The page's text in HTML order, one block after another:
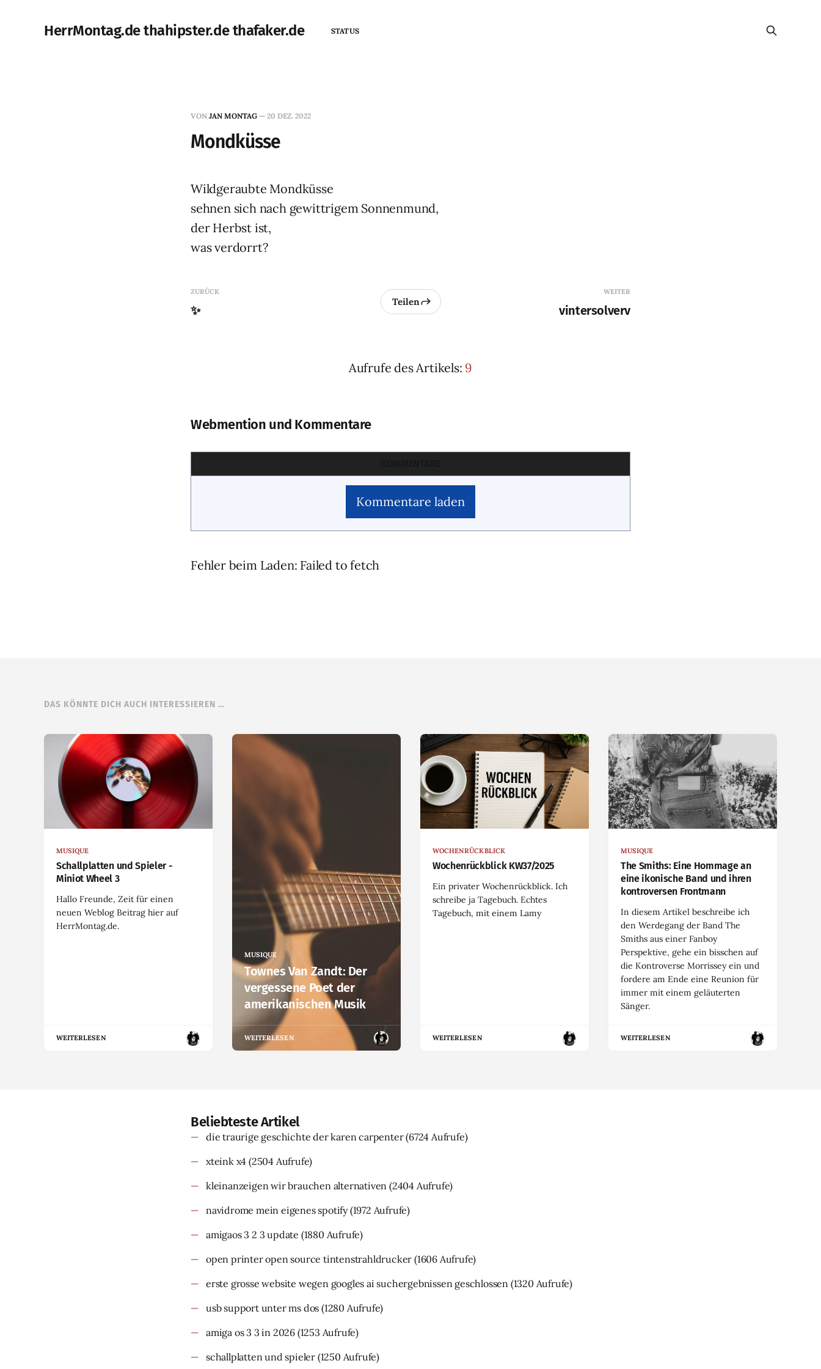
HerrMontag.de thahipster.de thafaker.de STATUS
VON JAN MONTAG — 20 DEZ. 2022
Mondküsse
Wildgeraubte Mondküsse
sehnen sich nach gewittrigem Sonnenmund,
der Herbst ist,
was verdorrt?
ZURÜCK
✨
Teilen
WEITER
vintersolverv
Aufrufe des Artikels: 9
Webmention und Kommentare
Kommentare laden
Fehler beim Laden: Failed to fetch
DAS KÖNNTE DICH AUCH INTERESSIEREN …
MUSIQUE
Schallplatten und Spieler -
Miniot Wheel 3
Hallo Freunde, Zeit für einen
neuen Weblog Beitrag hier auf
HerrMontag.de.
WEITERLESEN
MUSIQUE
Townes Van Zandt: Der
vergessene Poet der
amerikanischen Musik
WEITERLESEN
WOCHENRÜCKBLICK
Wochenrückblick KW37/2025
Ein privater Wochenrückblick. Ich
schreibe ja Tagebuch. Echtes
Tagebuch, mit einem Lamy
WEITERLESEN
MUSIQUE
The Smiths: Eine Hommage an
eine ikonische Band und ihren
kontroversen Frontmann
In diesem Artikel beschreibe ich
den Werdegang der Band The
Smiths aus einer Fanboy
Perspektive, gehe ein bisschen auf
die Kontroverse Morrissey ein und
fordere am Ende eine Reunion für
immer mit einem geläuterten
Sänger.
WEITERLESEN
Beliebteste Artikel
die traurige geschichte der karen carpenter(6724 Aufrufe)
xteink x4 (2504 Aufrufe)
kleinanzeigen wir brauchen alternativen (2404 Aufrufe)
navidrome mein eigenes spotify(1972 Aufrufe)
amigaos 3 2 3 update (1880 Aufrufe)
open printer open source tintenstrahldrucker (1606 Aufrufe)
erste grosse website wegen googles ai suchergebnissen geschlossen (1320 Aufrufe)
usb support unter ms dos (1280 Aufrufe)
amiga os 3 3 in 2026 (1253 Aufrufe)
schallplatten und spieler (1250 Aufrufe)